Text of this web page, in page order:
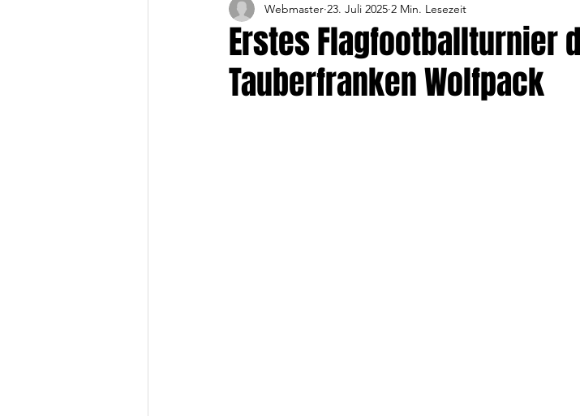
Erstes Flagfootballturnier
Tauberfranken Wolfpack
Webmaster 23. Juli 2025 2 Min. Lesezeit